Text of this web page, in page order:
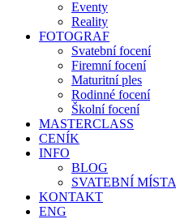
Eventy
Reality
FOTOGRAF
Svatební focení
Firemní focení
Maturitní ples
Rodinné focení
Školní focení
MASTERCLASS
CENÍK
INFO
BLOG
SVATEBNÍ MÍSTA
KONTAKT
ENG